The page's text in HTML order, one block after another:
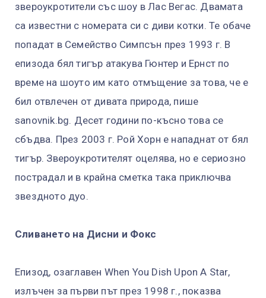
звероукротители със шоу в Лас Вегас. Двамата
са известни с номерата си с диви котки. Те обаче
попадат в Семейство Симпсън през 1993 г. В
епизода бял тигър атакува Гюнтер и Ернст по
време на шоуто им като отмъщение за това, че е
бил отвлечен от дивата природа, пише
sanovnik.bg. Десет години по-късно това се
сбъдва. През 2003 г. Рой Хорн е нападнат от бял
тигър. Звероукротителят оцелява, но е сериозно
пострадал и в крайна сметка така приключва
звездното дуо.
Сливането на Дисни и Фокс
Епизод, озаглавен When You Dish Upon A Star,
излъчен за първи път през 1998 г., показва